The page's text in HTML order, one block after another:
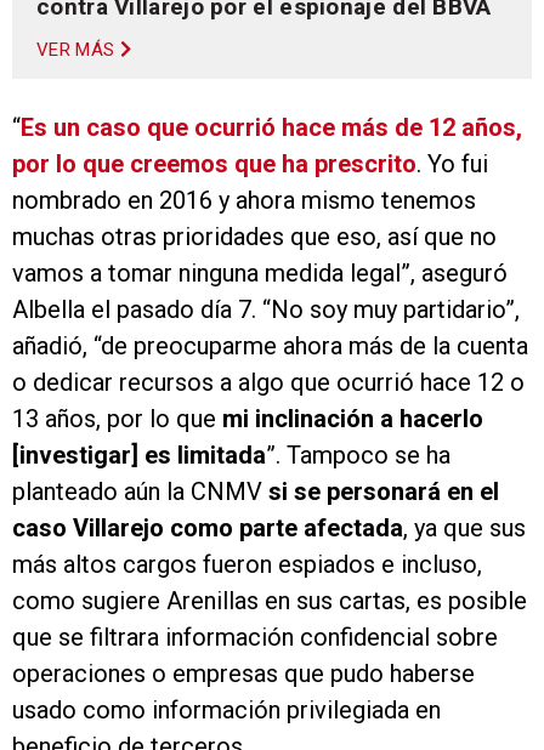
contra Villarejo por el espionaje del BBVA
VER MÁS
“Es un caso que ocurrió hace más de 12 años,
por lo que creemos que ha prescrito. Yo fui
nombrado en 2016 y ahora mismo tenemos
muchas otras prioridades que eso, así que no
vamos a tomar ninguna medida legal”, aseguró
Albella el pasado día 7. “No soy muy partidario”,
añadió, “de preocuparme ahora más de la cuenta
o dedicar recursos a algo que ocurrió hace 12 o
13 años, por lo que mi inclinación a hacerlo
[investigar] es limitada”. Tampoco se ha
planteado aún la CNMV si se personará en el
caso Villarejo como parte afectada, ya que sus
más altos cargos fueron espiados e incluso,
como sugiere Arenillas en sus cartas, es posible
que se filtrara información confidencial sobre
operaciones o empresas que pudo haberse
usado como información privilegiada en